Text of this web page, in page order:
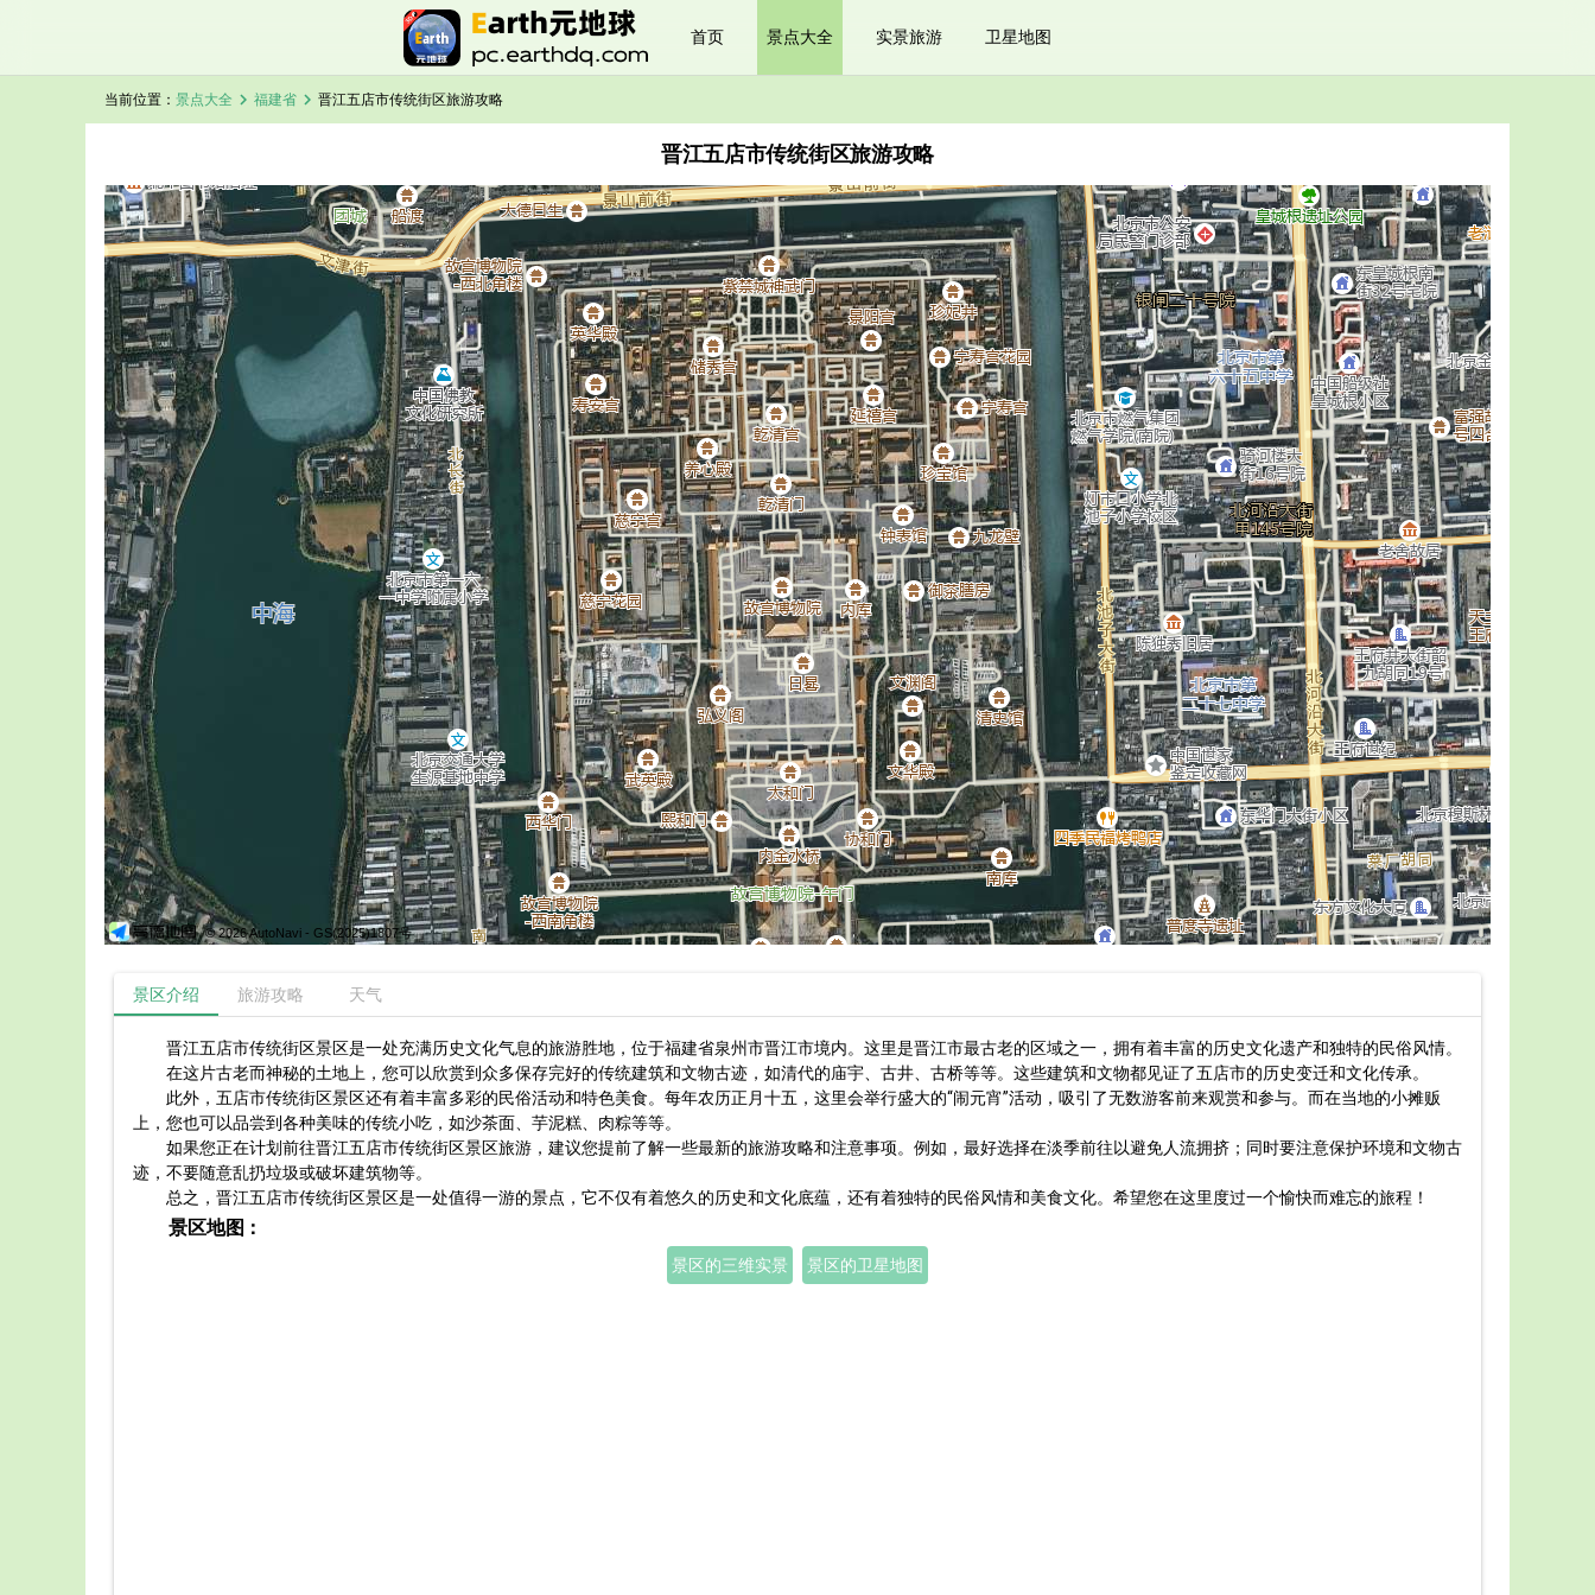
首页 景点大全 实景旅游 卫星地图
当前位置： 景点大全 chevron_right 福建省 chevron_right 晋江五店市传统街区旅游攻略
晋江五店市传统街区旅游攻略
晋江五店市传统街区卫星地图加载中，请稍候...
© 2026 AutoNavi - GS(2025)1807号
景区介绍 旅游攻略 天气
晋江五店市传统街区景区是一处充满历史文化气息的旅游胜地，位于福建省泉州市晋江市境内。这里是晋江市最古老的区域之一，拥有着丰富的历史文化遗产和独特的民俗风情。
在这片古老而神秘的土地上，您可以欣赏到众多保存完好的传统建筑和文物古迹，如清代的庙宇、古井、古桥等等。这些建筑和文物都见证了五店市的历史变迁和文化传承。
此外，五店市传统街区景区还有着丰富多彩的民俗活动和特色美食。每年农历正月十五，这里会举行盛大的“闹元宵”活动，吸引了无数游客前来观赏和参与。而在当地的小摊贩
上，您也可以品尝到各种美味的传统小吃，如沙茶面、芋泥糕、肉粽等等。
如果您正在计划前往晋江五店市传统街区景区旅游，建议您提前了解一些最新的旅游攻略和注意事项。例如，最好选择在淡季前往以避免人流拥挤；同时要注意保护环境和文物古
迹，不要随意乱扔垃圾或破坏建筑物等。
总之，晋江五店市传统街区景区是一处值得一游的景点，它不仅有着悠久的历史和文化底蕴，还有着独特的民俗风情和美食文化。希望您在这里度过一个愉快而难忘的旅程！
景区地图：
景区的三维实景 景区的卫星地图